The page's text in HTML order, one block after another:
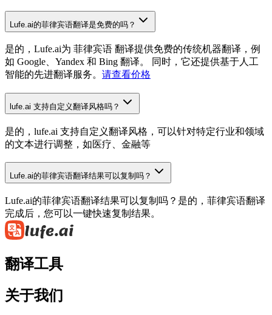
Lufe.ai的菲律宾语翻译是免费的吗？
是的，Lufe.ai为 菲律宾语 翻译提供免费的传统机器翻译，例
如 Google、Yandex 和 Bing 翻译。 同时，它还提供基于人工
智能的先进翻译服务。 请查看价格
lufe.ai 支持自定义翻译风格吗？
是的，lufe.ai 支持自定义翻译风格，可以针对特定行业和领域
的文本进行调整，如医疗、金融等
Lufe.ai的菲律宾语翻译结果可以复制吗？
Lufe.ai的菲律宾语翻译结果可以复制吗？是的，菲律宾语翻译
完成后，您可以一键快速复制结果。
翻译工具
关于我们